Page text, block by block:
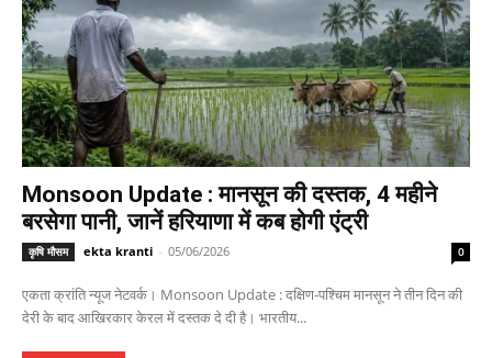
Monsoon Update : मानसून की दस्तक, 4 महीने
बरसेगा पानी, जानें हरियाणा में कब होगी एंट्री
कृषि मौसम ekta kranti - 05/06/2026 0
एकता क्रांति न्यूज नेटवर्क। Monsoon Update : दक्षिण-पश्चिम मानसून ने तीन दिन की
देरी के बाद आखिरकार केरल में दस्तक दे दी है। भारतीय...